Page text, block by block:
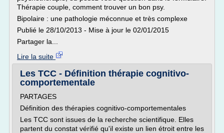
Thérapie couple, comment trouver un bon psy.
Bipolaire : une pathologie méconnue et très complexe
Publié le 28/10/2013 - Mise à jour le 02/01/2015
Partager la...
Lire la suite
Les TCC - Définition thérapie cognitivo-
comportementale
PARTAGES
Définition des thérapies cognitivo-comportementales
Les TCC sont issues de la recherche scientifique. Elles
partent du constat vérifié qu'il existe un lien étroit entre les